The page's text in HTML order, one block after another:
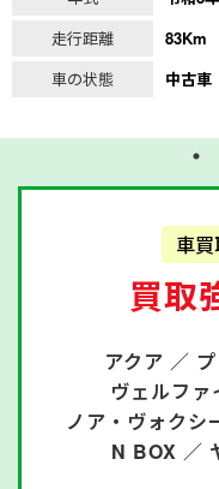
走行距離
83Km
車の状態
中古車
車
買取
アクア ／
ヴェルファ
ノア・ヴォクシ
N BOX ／